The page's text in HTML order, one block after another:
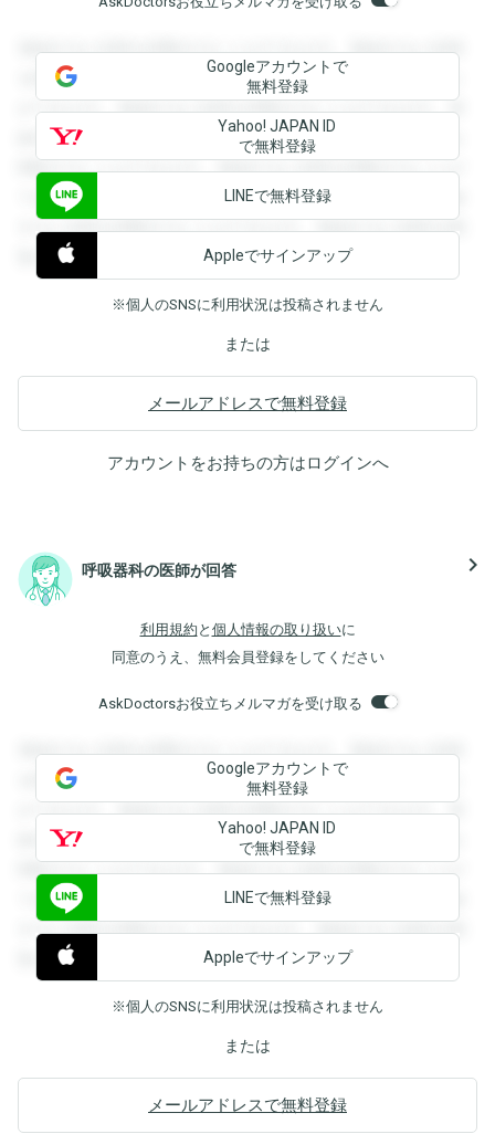
登録すると回答を閲覧することができます。登録すると回答
を閲覧することができます。登録すると回答を閲覧すること
ができます。登録すると回答を閲覧することができます。登
録すると回答を閲覧することができます。登録すると回答を
閲覧することができます。登録すると回答を閲覧することが
できます。登録すると回答を閲覧することができます。登録
すると回答を閲覧することができます。登録すると回答を閲
覧することができます。
Googleアカウントで
無料登録
Yahoo! JAPAN ID
で無料登録
LINEで無料登録
Appleでサインアップ
※個人のSNSに利用状況は投稿されません
または
メールアドレスで無料登録
アカウントをお持ちの方はログインへ
呼吸器科の医師が回答 navigate_next
利用規約 と 個人情報の取り扱いに
同意のうえ、無料会員登録をしてください
AskDoctorsお役立ちメルマガを受け取る
登録すると回答を閲覧することができます。登録すると回答
を閲覧することができます。登録すると回答を閲覧すること
ができます。登録すると回答を閲覧することができます。登
録すると回答を閲覧することができます。登録すると回答を
閲覧することができます。登録すると回答を閲覧することが
できます。登録すると回答を閲覧することができます。登録
すると回答を閲覧することができます。登録すると回答を閲
覧することができます。
Googleアカウントで
無料登録
Yahoo! JAPAN ID
で無料登録
LINEで無料登録
Appleでサインアップ
※個人のSNSに利用状況は投稿されません
または
メールアドレスで無料登録